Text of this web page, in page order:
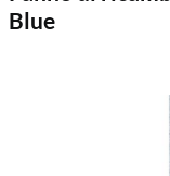
Blue